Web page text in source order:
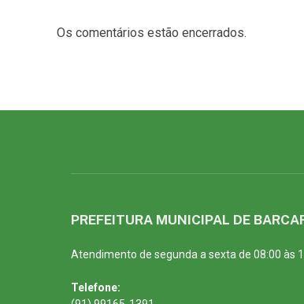
Os comentários estão encerrados.
PREFEITURA MUNICIPAL DE
Atendimento de segunda a sexta de 08:00 às
Telefone: